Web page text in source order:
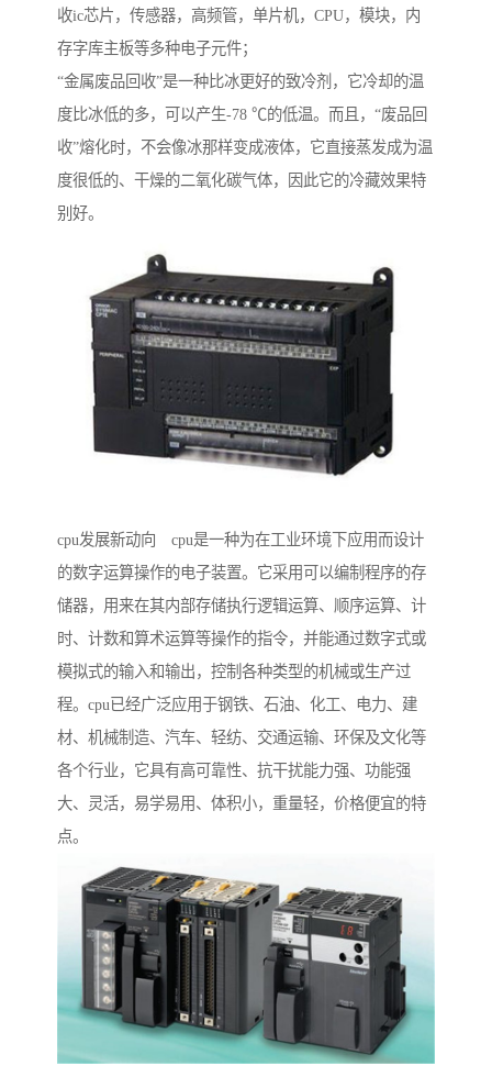
收ic芯片，传感器，高频管，单片机，CPU，模块，内
存字库主板等多种电子元件；
“金属废品回收”是一种比冰更好的致冷剂，它冷却的温
度比冰低的多，可以产生-78 ℃的低温。而且，“废品回
收”熔化时，不会像冰那样变成液体，它直接蒸发成为温
度很低的、干燥的二氧化碳气体，因此它的冷藏效果特
别好。
cpu发展新动向 cpu是一种为在工业环境下应用而设计
的数字运算操作的电子装置。它采用可以编制程序的存
储器，用来在其内部存储执行逻辑运算、顺序运算、计
时、计数和算术运算等操作的指令，并能通过数字式或
模拟式的输入和输出，控制各种类型的机械或生产过
程。cpu已经广泛应用于钢铁、石油、化工、电力、建
材、机械制造、汽车、轻纺、交通运输、环保及文化等
各个行业，它具有高可靠性、抗干扰能力强、功能强
大、灵活，易学易用、体积小，重量轻，价格便宜的特
点。